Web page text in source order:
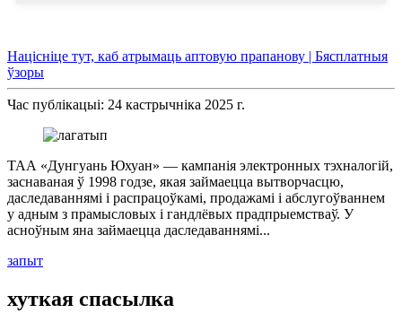
Націсніце тут, каб атрымаць аптовую прапанову | Бясплатныя
ўзоры
Час публікацыі: 24 кастрычніка 2025 г.
ТАА «Дунгуань Юхуан» — кампанія электронных тэхналогій,
заснаваная ў 1998 годзе, якая займаецца вытворчасцю,
даследаваннямі і распрацоўкамі, продажамі і абслугоўваннем
у адным з прамысловых і гандлёвых прадпрыемстваў. У
асноўным яна займаецца даследаваннямі...
запыт
хуткая спасылка